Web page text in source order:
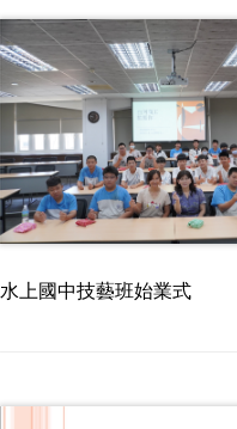
水上國中技藝班始業式